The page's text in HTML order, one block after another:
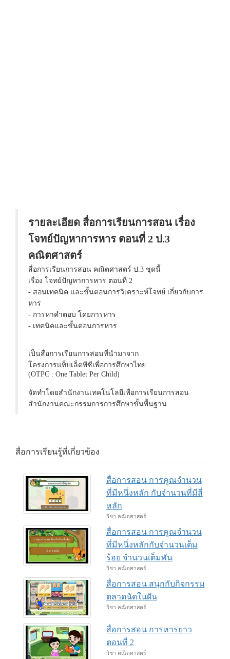
รายละเอียด สื่อการเรียนการสอน เรื่อง
โจทย์ปัญหาการหาร ตอนที่ 2 ป.3
คณิตศาสตร์
สื่อการเรียนการสอน คณิตศาสตร์ ป.3 ชุดนี้
เรื่อง โจทย์ปัญหาการหาร ตอนที่ 2
- สอนเทคนิค และขั้นตอนการวิเคราะห์โจทย์ เกี่ยวกับการ
หาร
- การหาคำตอบ โดยการหาร
- เทคนิคและขั้นตอนการหาร
เป็นสื่อการเรียนการสอนที่นำมาจาก
โครงการแท็บเล็ตพีซีเพื่อการศึกษาไทย
(OTPC : One Tablet Per Child)
จัดทำโดยสำนักงานเทคโนโลยีเพื่อการเรียนการสอน
สำนักงานคณะกรรมการการศึกษาขั้นพื้นฐาน
สื่อการเรียนรู้ที่เกี่ยวข้อง
สื่อการสอน การคูณจำนวน
ที่มีหนึ่งหลัก กับจำนวนที่มีสี่
หลัก
วิชา คณิตศาสตร์
สื่อการสอน การคูณจำนวน
ที่มีหนึ่งหลักกับจำนวนเต็ม
ร้อย จำนวนเต็มพัน
วิชา คณิตศาสตร์
สื่อการสอน สนุกกับกิจกรรม
ตลาดนัดในฝัน
วิชา คณิตศาสตร์
สื่อการสอน การหารยาว
ตอนที่ 2
วิชา คณิตศาสตร์